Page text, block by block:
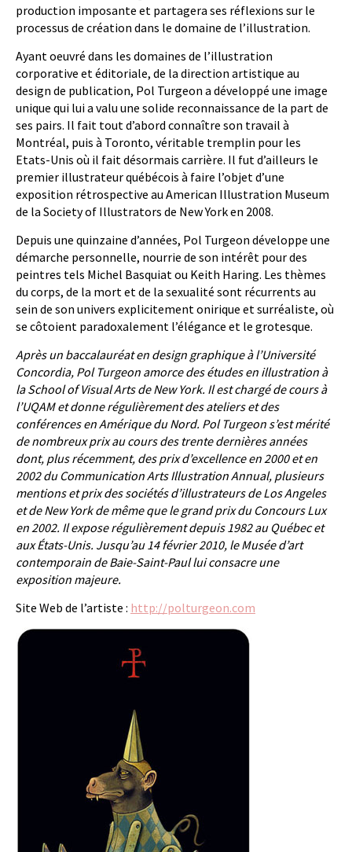
production imposante et partagera ses réflexions sur le
processus de création dans le domaine de l’illustration.
Ayant oeuvré dans les domaines de l’illustration
corporative et éditoriale, de la direction artistique au
design de publication, Pol Turgeon a développé une image
unique qui lui a valu une solide reconnaissance de la part de
ses pairs. Il fait tout d’abord connaître son travail à
Montréal, puis à Toronto, véritable tremplin pour les
Etats-Unis où il fait désormais carrière. Il fut d’ailleurs le
premier illustrateur québécois à faire l’objet d’une
exposition rétrospective au American Illustration Museum
de la Society of Illustrators de New York en 2008.
Depuis une quinzaine d’années, Pol Turgeon développe une
démarche personnelle, nourrie de son intérêt pour des
peintres tels Michel Basquiat ou Keith Haring. Les thèmes
du corps, de la mort et de la sexualité sont récurrents au
sein de son univers explicitement onirique et surréaliste, où
se côtoient paradoxalement l’élégance et le grotesque.
Après un baccalauréat en design graphique à l’Université
Concordia, Pol Turgeon amorce des études en illustration à
la School of Visual Arts de New York. Il est chargé de cours à
l’UQAM et donne régulièrement des ateliers et des
conférences en Amérique du Nord. Pol Turgeon s’est mérité
de nombreux prix au cours des trente dernières années
dont, plus récemment, des prix d’excellence en 2000 et en
2002 du Communication Arts Illustration Annual, plusieurs
mentions et prix des sociétés d’illustrateurs de Los Angeles
et de New York de même que le grand prix du Concours Lux
en 2002. Il expose régulièrement depuis 1982 au Québec et
aux États-Unis. Jusqu’au 14 février 2010, le Musée d’art
contemporain de Baie-Saint-Paul lui consacre une
exposition majeure.
Site Web de l’artiste : http://polturgeon.com